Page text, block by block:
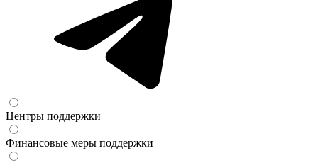
Центры поддержки
Финансовые меры поддержки